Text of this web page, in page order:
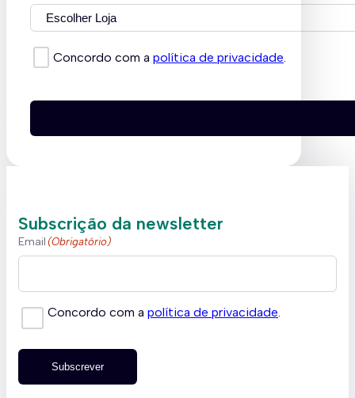
Concordo com a política de privacidade
Subscrição da newsletter
Email (Obrigatório)
Concordo com a política de privacidade
Subscrever